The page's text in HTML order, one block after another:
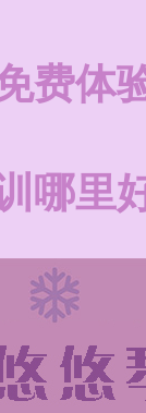
费体
哪里